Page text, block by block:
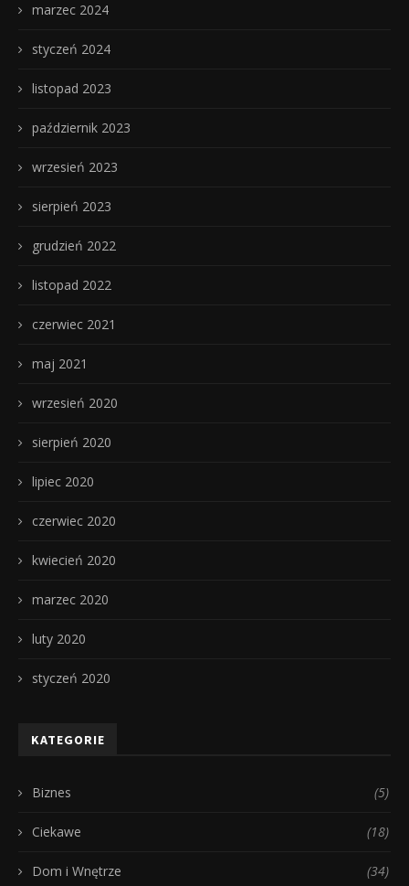
marzec 2024
styczeń 2024
listopad 2023
październik 2023
wrzesień 2023
sierpień 2023
grudzień 2022
listopad 2022
czerwiec 2021
maj 2021
wrzesień 2020
sierpień 2020
lipiec 2020
czerwiec 2020
kwiecień 2020
marzec 2020
luty 2020
styczeń 2020
KATEGORIE
Biznes (5)
Ciekawe (18)
Dom i Wnętrze (34)